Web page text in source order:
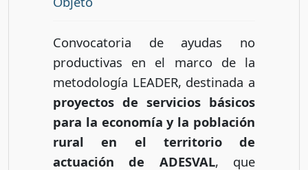
Convocatoria de ayudas no
productivas en el marco de la
metodología LEADER, destinada a
proyectos de servicios básicos
para la economía y la población
rural en el territorio de
actuación de ADESVAL, que